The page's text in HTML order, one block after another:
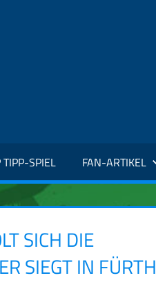
TIPP-SPIEL FAN-ARTIKEL
SICH DIE
SIEGT IN FÜRTH